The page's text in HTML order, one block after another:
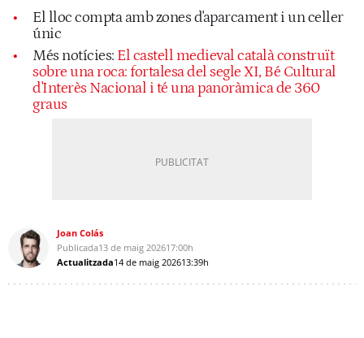
El lloc compta amb zones d'aparcament i un celler
únic
Més notícies: El castell medieval català construït
sobre una roca: fortalesa del segle XI, Bé Cultural
d'Interès Nacional i té una panoràmica de 360
graus
Joan Colás
Publicada13 de maig 202617:00h
Actualitzada14 de maig 202613:39h